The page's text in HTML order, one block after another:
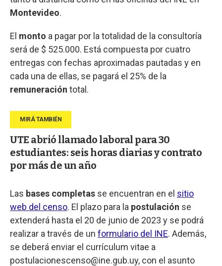
Montevideo.
El monto a pagar por la totalidad de la consultoría
será de $ 525.000. Está compuesta por cuatro
entregas con fechas aproximadas pautadas y en
cada una de ellas, se pagará el 25% de la
remuneración total.
UTE abrió llamado laboral para 30
estudiantes: seis horas diarias y contrato
por más de un año
Las bases completas se encuentran en el sitio
web del censo. El plazo para la postulación se
extenderá hasta el 20 de junio de 2023 y se podrá
realizar a través de un formulario del INE. Además,
se deberá enviar el currículum vitae a
postulacionescenso@ine.gub.uy, con el asunto